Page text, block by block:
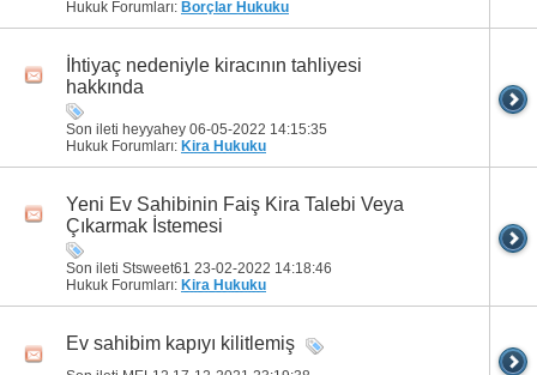
Hukuk Forumları: Borçlar Hukuku
İhtiyaç nedeniyle kiracının tahliyesi
hakkında
Son ileti heyyahey 06-05-2022 14:15:35
Hukuk Forumları: Kira Hukuku
Yeni Ev Sahibinin Faiş Kira Talebi Veya
Çıkarmak İstemesi
Son ileti Stsweet61 23-02-2022 14:18:46
Hukuk Forumları: Kira Hukuku
Ev sahibim kapıyı kilitlemiş